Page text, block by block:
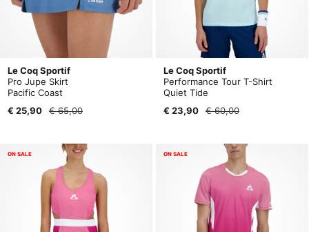
Le Coq Sportif
Pro Jupe Skirt
Pacific Coast
€ 25,90
€ 65,00
Le Coq Sportif
Performance Tour T-Shirt
Quiet Tide
€ 23,90
€ 60,00
ON SALE ON SALE